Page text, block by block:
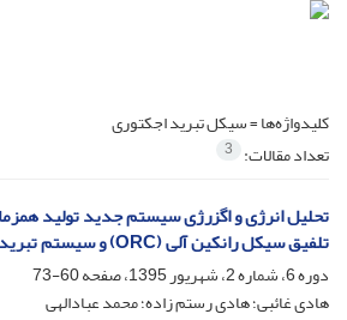
کلیدواژه‌ها =سیکل تبرید اجکتوری
تعداد مقالات: 3
تحلیل انرژی و اگزرژی سیستم جدید تولید
تلفیق سیکل رانکین آلی (ORC) و سیستم تبرید اجکتوری
دوره 6، شماره 2، شهریور 1395، صفحه
60-73
هادی غائبی؛ هادی رستم زاده؛ محمد عبادالهی